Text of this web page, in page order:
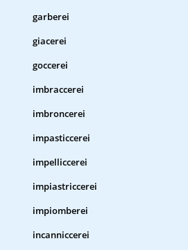
garberei
giacerei
goccerei
imbraccerei
imbroncerei
impasticcerei
impelliccerei
impiastriccerei
impiomberei
incanniccerei